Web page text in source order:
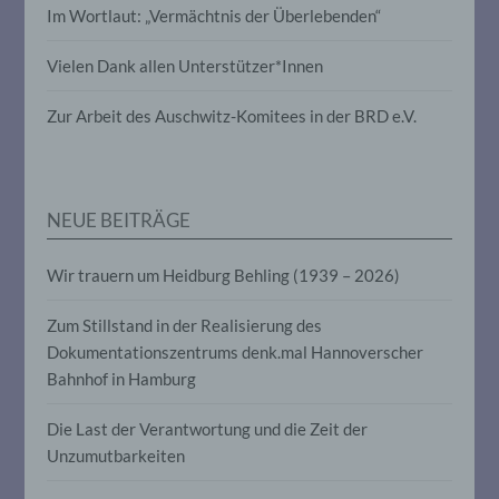
Im Wortlaut: „Vermächtnis der Überlebenden“
Vielen Dank allen Unterstützer*Innen
Zur Arbeit des Auschwitz-Komitees in der BRD e.V.
NEUE BEITRÄGE
Wir trauern um Heidburg Behling (1939 – 2026)
Zum Stillstand in der Realisierung des
Dokumentationszentrums denk.mal Hannoverscher
Bahnhof in Hamburg
Die Last der Verantwortung und die Zeit der
Unzumutbarkeiten
Verarbeitung personenbezogener Daten,
personenbezogenen Daten verwendet
werden, um bestimmte persönliche
Person beziehen, zu bewerten,
Aufenthaltsort oder Ortswechsel dieser
natürlichen Person zu analysieren oder
f) Pseudonymisierung
Pseudonymisierung ist die Verarbeitung
auf welche die personenbezogenen Daten
ohne Hinzuziehung zusätzlicher
Informationen nicht mehr einer